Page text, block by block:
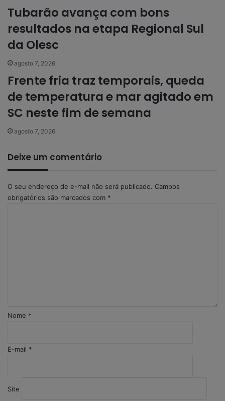
Tubarão avança com bons
resultados na etapa Regional Sul
da Olesc
agosto 7, 2026
Frente fria traz temporais, queda
de temperatura e mar agitado em
SC neste fim de semana
agosto 7, 2026
Deixe um comentário
O seu endereço de e-mail não será publicado. Campos
obrigatórios são marcados com *
*
Nome *
E-mail *
Site